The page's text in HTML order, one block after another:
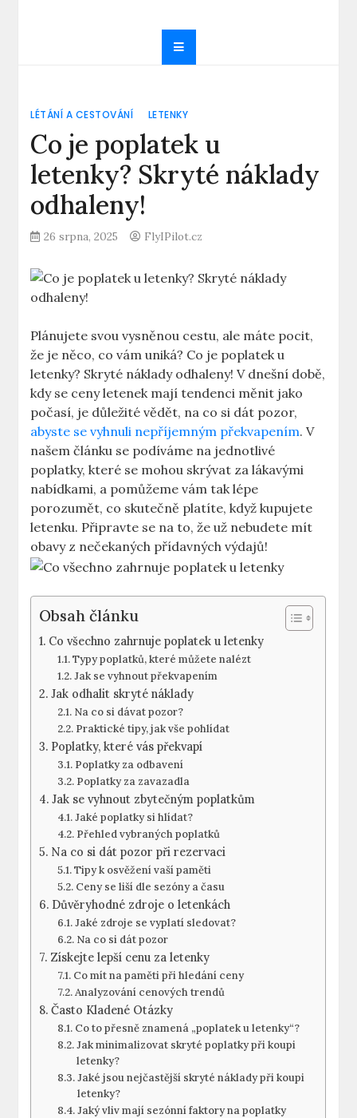
LÉTÁNÍ A CESTOVÁNÍ LETENKY
Co je poplatek u
letenky? Skryté náklady
odhaleny!
26 srpna, 2025 FlyIPilot.cz
Plánujete svou vysněnou cestu, ale máte pocit,
že je něco, co vám uniká? Co je poplatek u
letenky? Skryté náklady odhaleny! V dnešní době,
kdy se ceny letenek mají tendenci měnit jako
počasí, je důležité vědět, na co si dát pozor,
abyste se vyhnuli nepříjemným překvapením. V
našem článku se podíváme na jednotlivé
poplatky, které se mohou skrývat za lákavými
nabídkami, a pomůžeme vám tak lépe
porozumět, co skutečně platíte, když kupujete
letenku. Připravte se na to, že už nebudete mít
obavy z nečekaných přídavných výdajů!
Obsah článku
Co všechno zahrnuje poplatek u letenky
Typy poplatků, které můžete nalézt
Jak se vyhnout překvapením
Jak odhalit skryté náklady
Na co si dávat pozor?
Praktické tipy, jak vše pohlídat
Poplatky, které vás překvapí
Poplatky za odbavení
Poplatky za zavazadla
Jak se vyhnout zbytečným poplatkům
Jaké poplatky si hlídat?
Přehled vybraných poplatků
Na co si dát pozor při rezervaci
Tipy k osvěžení vaší paměti
Ceny se liší dle sezóny a času
Důvěryhodné zdroje o letenkách
Jaké zdroje se vyplatí sledovat?
Na co si dát pozor
Získejte lepší cenu za letenky
Co mít na paměti při hledání ceny
Analyzování cenových trendů
Často Kladené Otázky
Co to přesně znamená „poplatek u letenky“?
Jak minimalizovat skryté poplatky při koupi
letenky?
Jaké jsou nejčastější skryté náklady při koupi
letenky?
Jaký vliv mají sezónní faktory na poplatky